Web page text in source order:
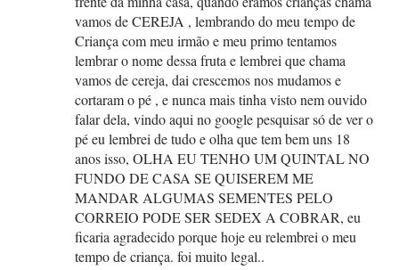
vamos de CEREJA , lembrando do meu tempo de
Criança com meu irmão e meu primo tentamos
lembrar o nome dessa fruta e lembrei que chama
vamos de cereja, dai crescemos nos mudamos e
cortaram o pé , e nunca mais tinha visto nem ouvido
falar dela, vindo aqui no google pesquisar só de ver o
pé eu lembrei de tudo e olha que tem bem uns 18
anos isso, OLHA EU TENHO UM QUINTAL NO
FUNDO DE CASA SE QUISEREM ME
MANDAR ALGUMAS SEMENTES PELO
CORREIO PODE SER SEDEX A COBRAR, eu
ficaria agradecido porque hoje eu relembrei o meu
tempo de criança. foi muito legal..